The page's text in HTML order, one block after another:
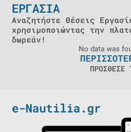
ΕΡΓΑΣΙΑ
Αναζητήστε Θέσεις
χρησιμοποιώντας την
δωρεάν!
No data was
e-Nautilia.gr